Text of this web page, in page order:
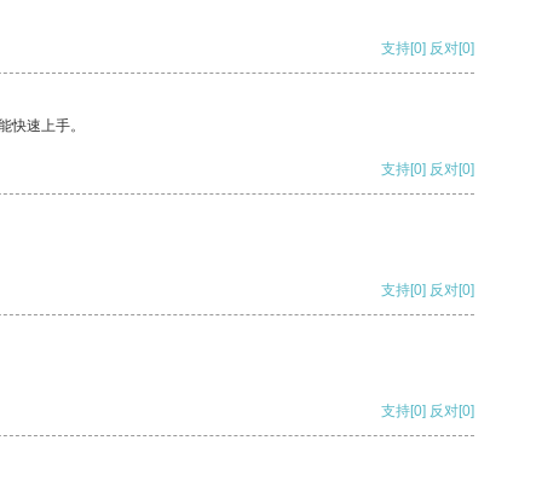
支持[0] 反对[0]
快速上手。
支持[0] 反对[0]
支持[0] 反对[0]
支持[0] 反对[0]